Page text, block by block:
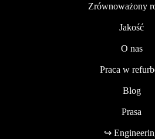
Zrównoważony
Jakość
O nas
Praca w
Blog
Prasa
↪